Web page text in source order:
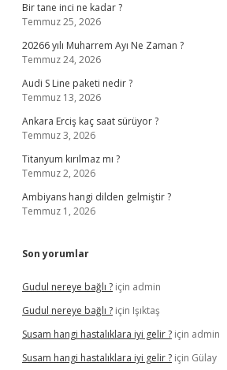
Bir tane inci ne kadar ?
Temmuz 25, 2026
20266 yılı Muharrem Ayı Ne Zaman ?
Temmuz 24, 2026
Audi S Line paketi nedir ?
Temmuz 13, 2026
Ankara Erciş kaç saat sürüyor ?
Temmuz 3, 2026
Titanyum kırılmaz mı ?
Temmuz 2, 2026
Ambiyans hangi dilden gelmiştir ?
Temmuz 1, 2026
Son yorumlar
Gudul nereye bağlı ? için admin
Gudul nereye bağlı ? için Işıktaş
Susam hangi hastalıklara iyi gelir ? için admin
Susam hangi hastalıklara iyi gelir ? için Gülay